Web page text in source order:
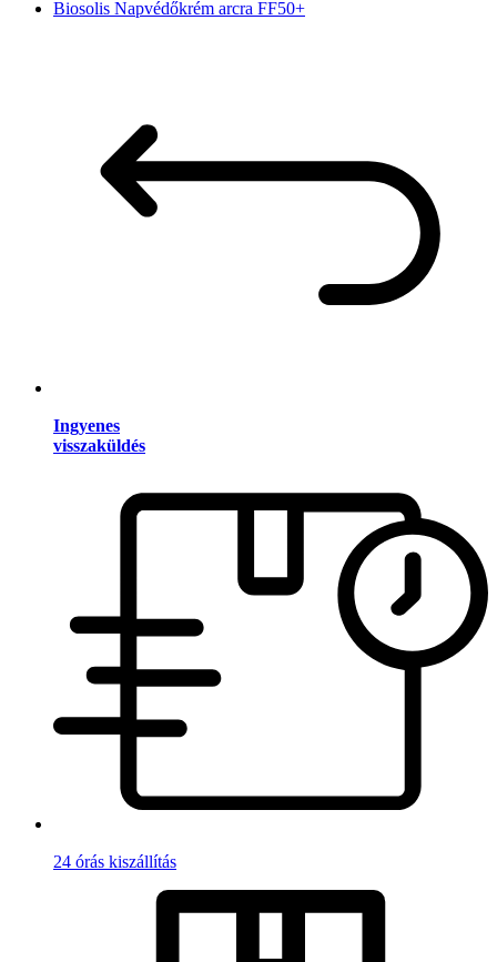
Biosolis Napvédőkrém arcra FF50+
Ingyenes
visszaküldés
24 órás kiszállítás